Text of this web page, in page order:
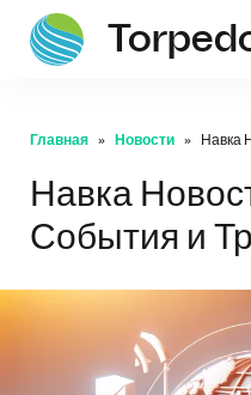
Главная Новости Навка
Навка
События и